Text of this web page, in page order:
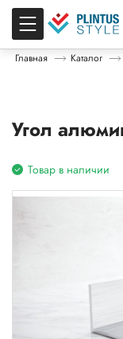
Главная Каталог
Угол
Товар в наличии